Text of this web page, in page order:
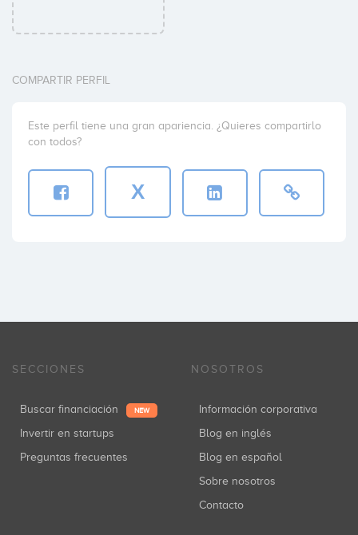
COMPARTIR PERFIL
Este perfil tiene una gran apariencia. ¿Quieres compartirlo
con todos?
X
SECCIONES
Buscar financiación NEW
Invertir en startups
Preguntas frecuentes
NOSOTROS
Información corporativa
Blog en inglés
Blog en español
Sobre nosotros
Contacto